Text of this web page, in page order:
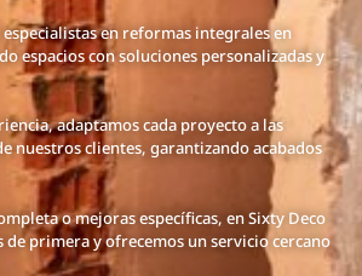
especialistas en reformas integrales en
espacios con soluciones personalizadas y
adaptamos cada proyecto a las
nuestros clientes, garantizando acabados
o mejoras específicas, en Sixty Deco
primera y ofrecemos un servicio cercano